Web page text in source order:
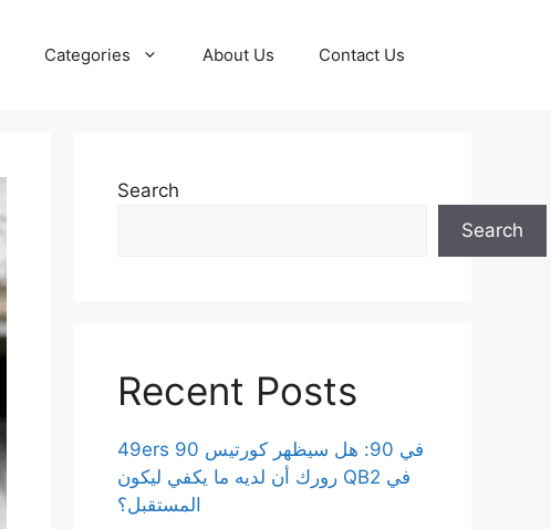
Categories About Us Contact Us
Search
Search
Recent Posts
49ers 90 في 90: هل سيظهر كورتيس
رورك أن لديه ما يكفي ليكون QB2 في
المستقبل؟